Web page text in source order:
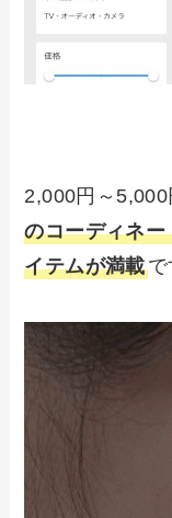
2,000円～
のコーディネ
イテムが満載で